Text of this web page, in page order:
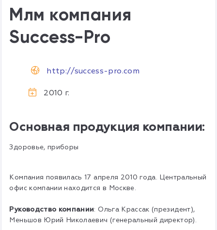
Млм компания
Success-Pro
http://success-pro.com
2010 г.
Основная продукция компании:
Здоровье, приборы
Компания появилась 17 апреля 2010 года. Центральный
офис компании находится в Москве.
Руководство компании: Ольга Крассак (президент),
Меньшов Юрий Николаевич (генеральный директор).